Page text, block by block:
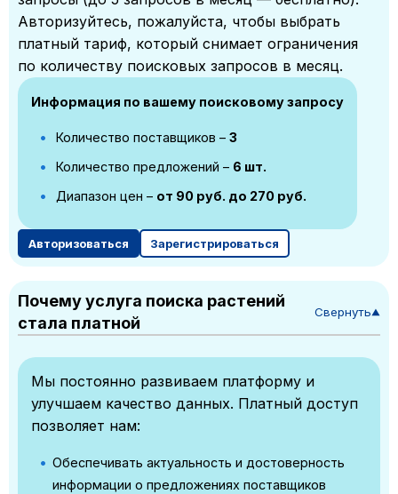
Авторизуйтесь, пожалуйста, чтобы выбрать
платный тариф, который снимает ограничения
по количеству поисковых запросов в месяц.
Информация по вашему поисковому запросу
Количество поставщиков – 3
Количество предложений – 6 шт.
Диапазон цен – от 90 руб. до 270 руб.
Авторизоваться Зарегистрироваться
Почему услуга поиска растений
стала платной
Свернуть▼
Мы постоянно развиваем платформу и
улучшаем качество данных. Платный доступ
позволяет нам:
Обеспечивать актуальность и достоверность
информации о предложениях поставщиков